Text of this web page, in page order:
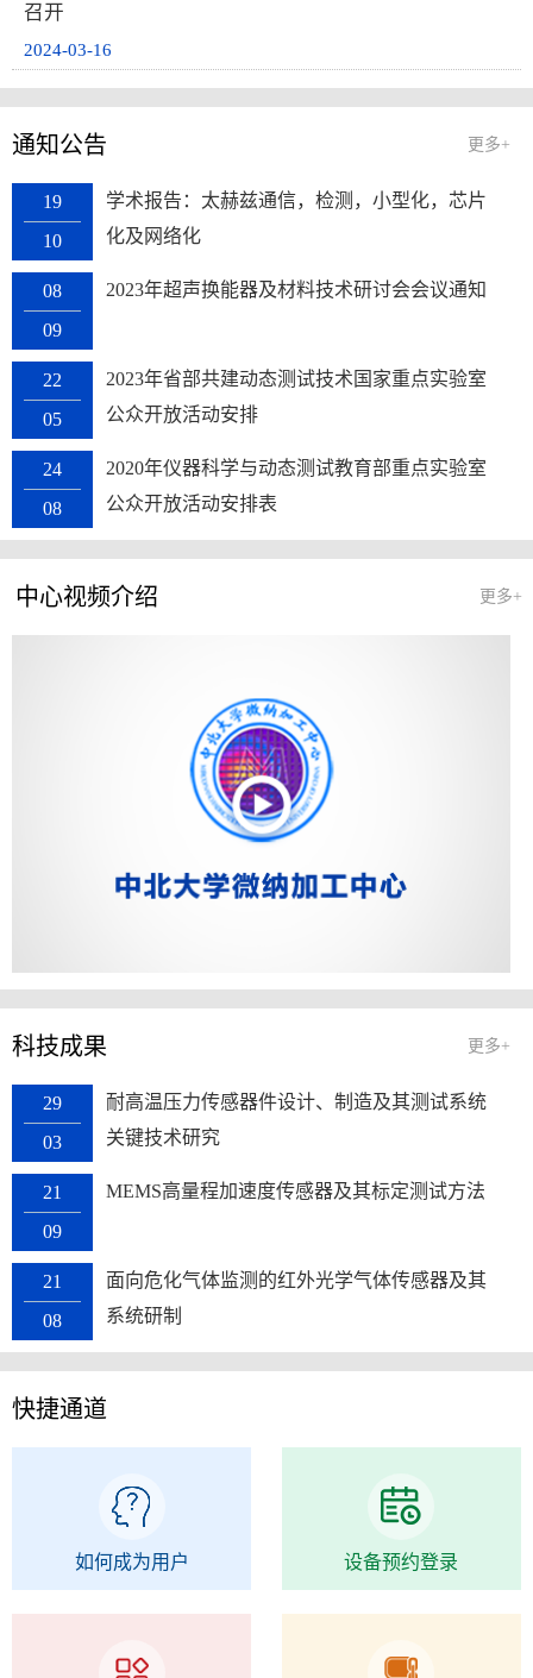
召开
2024-03-16
通知公告 更多+
19
10
学术报告：太赫兹通信，检测，小型化，芯片
化及网络化
08
09
2023年超声换能器及材料技术研讨会会议通知
22
05
2023年省部共建动态测试技术国家重点实验室
公众开放活动安排
24
08
2020年仪器科学与动态测试教育部重点实验室
公众开放活动安排表
中心视频介绍 更多+
科技成果 更多+
29
03
耐高温压力传感器件设计、制造及其测试系统
关键技术研究
21
09
MEMS高量程加速度传感器及其标定测试方法
21
08
面向危化气体监测的红外光学气体传感器及其
系统研制
快捷通道
如何成为用户 设备预约登录